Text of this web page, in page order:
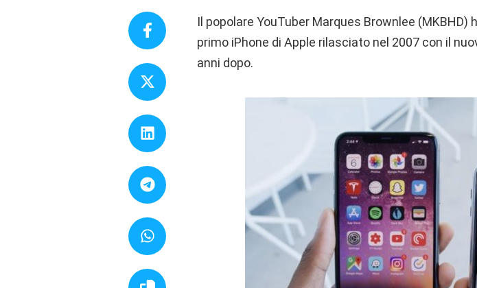
Il popolare YouTuber Marques Brownlee (MKBHD)
primo iPhone di Apple rilasciato nel 2007 con il
anni dopo.